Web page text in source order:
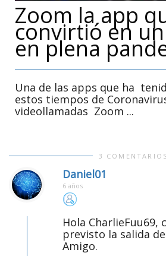
Zoom la app
convirtió en
en plena
Una de las apps que ha
estos tiempos de
videollamadas Zoom ...
3 COMENTARIOS
Daniel01
6 años
Hola CharlieFuu69,
previsto la salida
Amigo.